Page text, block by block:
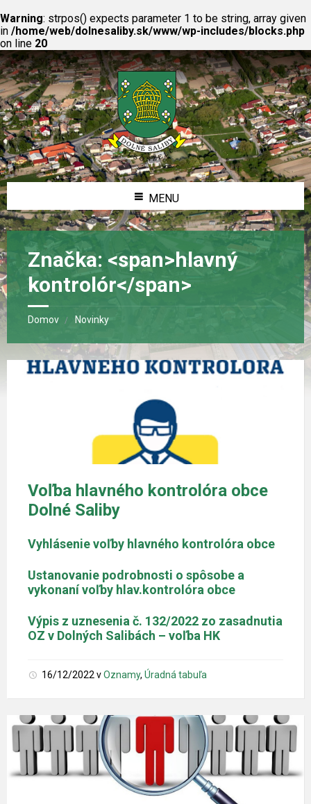
Warning: strpos() expects parameter 1 to be string, array given
in /home/web/dolnesaliby.sk/www/wp-includes/blocks.php
on line 20
MENU
Značka: <span>hlavný
kontrolór</span>
Domov Novinky
Voľba hlavného kontrolóra obce
Dolné Saliby
Vyhlásenie voľby hlavného kontrolóra obce
Ustanovanie podrobnosti o spôsobe a
vykonaní voľby hlav.kontrolóra obce
Výpis z uznesenia č. 132/2022 zo zasadnutia
OZ v Dolných Salibách – voľba HK
16/12/2022 vOznamy, Úradná tabuľa